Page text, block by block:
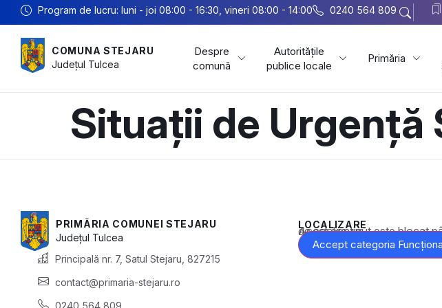
Program de lucru: luni - joi 08:00 - 16:30, vineri 08:00 - 14:00 0240 564 809
COMUNA STEJARU
Județul Tulcea
Despre
comună
Autoritățile
publice locale
Primăria
Situații de Urgență
PRIMĂRIA COMUNEI STEJARU
Județul Tulcea
Principală nr. 7, Satul Stejaru, 827215
contact@primaria-stejaru.ro
0240 564 809
LOCALIZARE
Acest conținut este blocat până când acceptați categoria corespunzătoare de cookie-uri.
Accept categoria